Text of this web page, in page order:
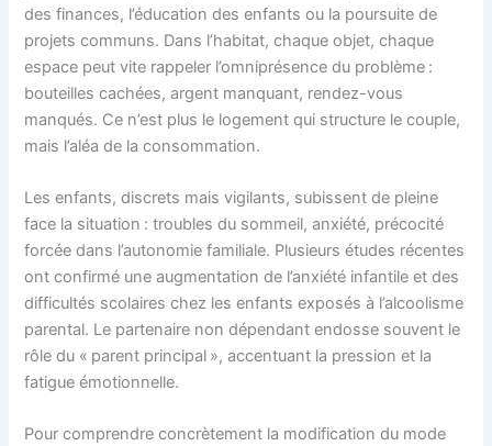
des finances, l’éducation des enfants ou la poursuite de
projets communs. Dans l’habitat, chaque objet, chaque
espace peut vite rappeler l’omniprésence du problème :
bouteilles cachées, argent manquant, rendez-vous
manqués. Ce n’est plus le logement qui structure le couple,
mais l’aléa de la consommation.
Les enfants, discrets mais vigilants, subissent de pleine
face la situation : troubles du sommeil, anxiété, précocité
forcée dans l’autonomie familiale. Plusieurs études récentes
ont confirmé une augmentation de l’anxiété infantile et des
difficultés scolaires chez les enfants exposés à l’alcoolisme
parental. Le partenaire non dépendant endosse souvent le
rôle du « parent principal », accentuant la pression et la
fatigue émotionnelle.
Pour comprendre concrètement la modification du mode